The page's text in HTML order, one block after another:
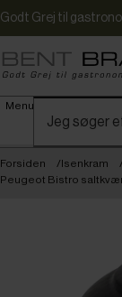
Godt Grej til
Menu
Forsiden Isenkram
Peugeot Bistro